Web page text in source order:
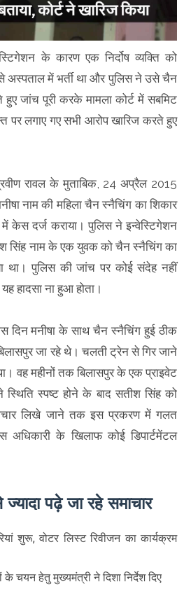
के कारण एक निर्दोष व्यक्ति को
से अस्पताल में भर्ती था और पुलिस ने उसे चैन
हुए जांच पूरी करके मामला कोर्ट में सबमिट
पर लगाए गए सभी आरोप खारिज करते हुए
रावल के मुताबिक, 24 अप्रैल 2015
नाम की महिला चैन स्नैचिंग का शिकार
केस दर्ज कराया। पुलिस ने इन्वेस्टिगेशन
सिंह नाम के एक युवक को चैन स्नैचिंग का
था। पुलिस की जांच पर कोई संदेह नहीं
हादसा ना हुआ होता।
दिन मनीषा के साथ चैन स्नैचिंग हुई ठीक
जा रहे थे। चलती ट्रेन से गिर जाने
वह महीनों तक बिलासपुर के एक प्राइवेट
स्थिति स्पष्ट होने के बाद सतीश सिंह को
लिखे जाने तक इस प्रकरण में गलत
अधिकारी के खिलाफ कोई डिपार्टमेंटल
पढ़े जा रहे समाचार
शुरू, वोटर लिस्ट रिवीजन का कार्यक्रम
के चयन हेतु मुख्यमंत्री ने दिशा निर्देश दिए